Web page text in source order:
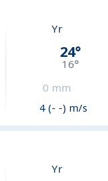
Yr
24°
16°
0 mm
4 (- -) m/s
Yr